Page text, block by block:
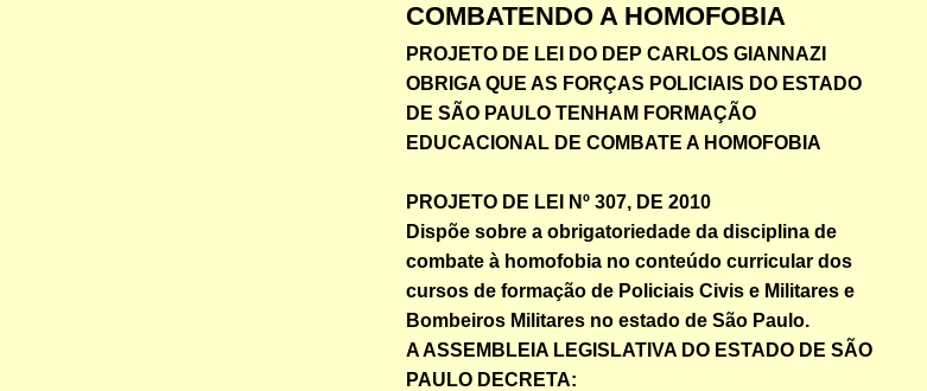
COMBATENDO A HOMOFOBIA
PROJETO DE LEI DO DEP CARLOS GIANNAZI
OBRIGA QUE AS FORÇAS POLICIAIS DO ESTADO
DE SÃO PAULO TENHAM FORMAÇÃO
EDUCACIONAL DE COMBATE A HOMOFOBIA
PROJETO DE LEI Nº 307, DE 2010
Dispõe sobre a obrigatoriedade da disciplina de
combate à homofobia no conteúdo curricular dos
cursos de formação de Policiais Civis e Militares e
Bombeiros Militares no estado de São Paulo.
A ASSEMBLEIA LEGISLATIVA DO ESTADO DE SÃO
PAULO DECRETA: